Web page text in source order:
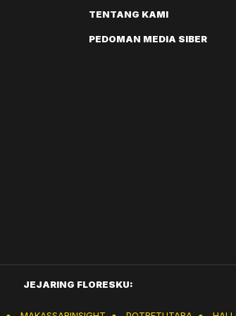
TENTANG KAMI
PEDOMAN MEDIA SIBER
JEJARING FLORESKU: